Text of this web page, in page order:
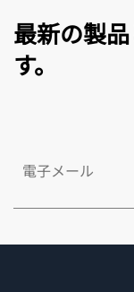
最新の製
す。